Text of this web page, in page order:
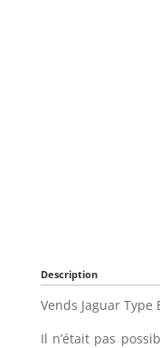
Description
Vends Jaguar Type
Il n’était pas